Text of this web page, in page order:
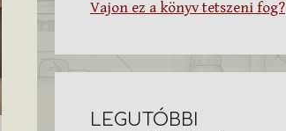
Vajon ez a könyv tetszeni fog?
LEGUTÓBBI